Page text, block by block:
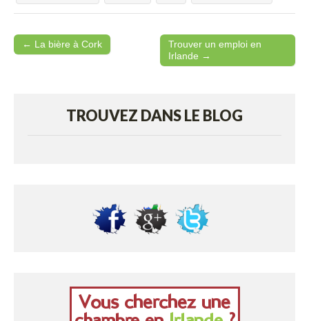
Post navigation
← La bière à Cork
Trouver un emploi en
Irlande →
TROUVEZ DANS LE BLOG